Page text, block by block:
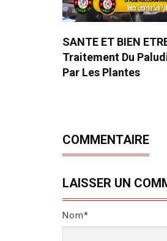
SANTE ET BIEN
Traitement Du
Par Les Plantes
COMMENTAIRE
LAISSER UN
Nom*